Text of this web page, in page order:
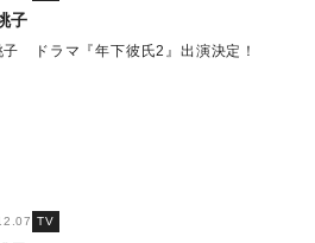
子
子 ドラマ『年下彼氏2』出演決定！
TV